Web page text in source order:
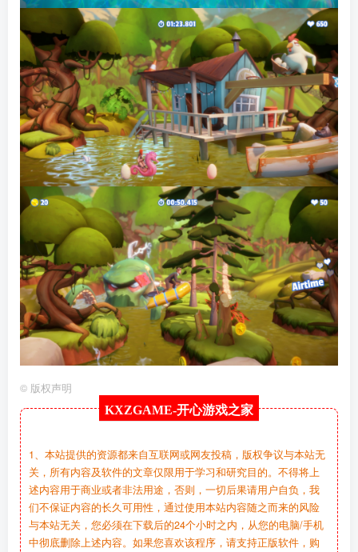
© 版权声明
KXZGAME-开心游戏之家
1、本站提供的资源都来自互联网或网友投稿，版权争议与本站无
关，所有内容及软件的文章仅限用于学习和研究目的。不得将上
述内容用于商业或者非法用途，否则，一切后果请用户自负，我
们不保证内容的长久可用性，通过使用本站内容随之而来的风险
与本站无关，您必须在下载后的24个小时之内，从您的电脑/手机
中彻底删除上述内容。如果您喜欢该程序，请支持正版软件，购